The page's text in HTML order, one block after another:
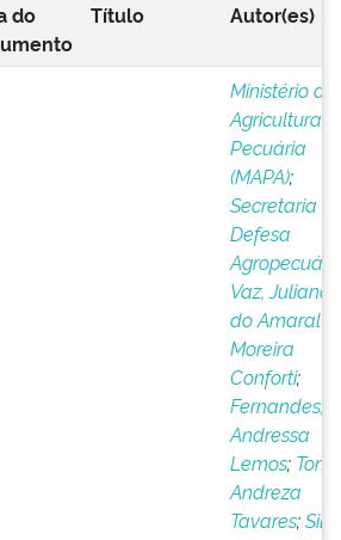
do
Título Autor(es)
Ministério da
Agricultura e
Pecuária
(MAPA);
Secretaria
Defesa
Vaz, Juliana
do Amaral
Moreira
Conforti;
Fernandes,
Andressa
Lemos;
Andreza
Tavares;